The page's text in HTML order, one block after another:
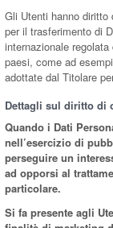
Gli Utenti hanno
per il trasferimento di
internazionale
paesi, come ad
adottate dal Titolare
Dettagli sul diritto di
Quando i Dati
nell’esercizio di
perseguire un
ad opporsi al
particolare.
Si fa presente agli